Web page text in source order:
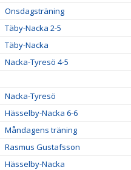
Onsdagsträning
Täby-Nacka 2-5
Täby-Nacka
Nacka-Tyresö 4-5
Nacka-Tyresö
Hässelby-Nacka 6-6
Måndagens träning
Rasmus Gustafsson
Hässelby-Nacka